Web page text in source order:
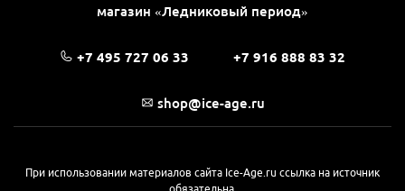
магазин «Ледниковый период»
+7 495 727 06 33 +7 916 888 83 32
shop@ice-age.ru
При использовании материалов сайта Ice-Age.ru ссылка на источник